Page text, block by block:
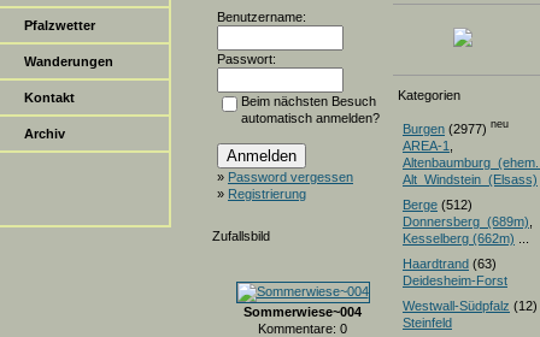
Pfalzwetter
Wanderungen
Kontakt
Archiv
Benutzername:
Passwort:
Beim nächsten Besuch
automatisch anmelden?
» Password vergessen
» Registrierung
Zufallsbild
Sommerwiese~004
Kommentare: 0
Kategorien
Burgen (2977) neu
AREA-1
Alt_Windstein_(Elsass)
Berge (512)
Donnersberg_(689m)
Kesselberg (662m)
Haardtrand (63)
Deidesheim-Forst
Westwall-Südpfalz (12)
Steinfeld